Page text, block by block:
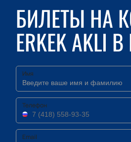
БИЛЕТЫ НА
ERKEK AKLI
Имя
Телефон
Email